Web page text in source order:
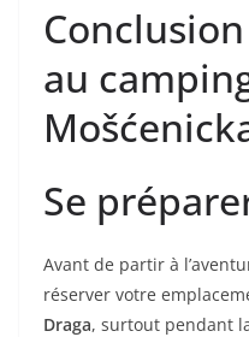
au
Se
Avant de partir à
réserver votre
Draga, surtout pendant